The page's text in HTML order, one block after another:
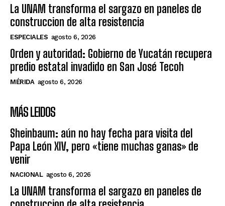
La UNAM transforma el sargazo en paneles de
construccion de alta resistencia
ESPECIALES agosto 6, 2026
Orden y autoridad: Gobierno de Yucatán recupera
predio estatal invadido en San José Tecoh
MÉRIDA agosto 6, 2026
MÁS LEIDOS
Sheinbaum: aún no hay fecha para visita del
Papa León XIV, pero «tiene muchas ganas» de
venir
NACIONAL agosto 6, 2026
La UNAM transforma el sargazo en paneles de